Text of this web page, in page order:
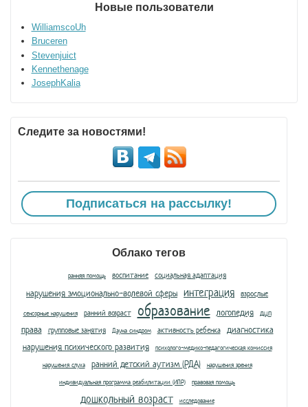
Новые пользователи
WilliamscoUh
Bruceren
Stevenjuict
Kennethenage
JosephKalia
Следите за новостями!
Подписаться на рассылку!
Облако тегов
ранняя помощь воспитание социальная адаптация
нарушения эмоционально-волевой сферы интеграция взрослые
сенсорные нарушения ранний возраст образование логопедия дцп
права групповые занятия Дауна синдром активность ребенка
диагностика
нарушения психического развития
психолого-медико-педагогическая комиссия
нарушения слуха
ранний детский аутизм (РДА)
нарушения зрения
индивидуальная программа реабилитации (ИПР)
правовая помощь
дошкольный возраст исследование